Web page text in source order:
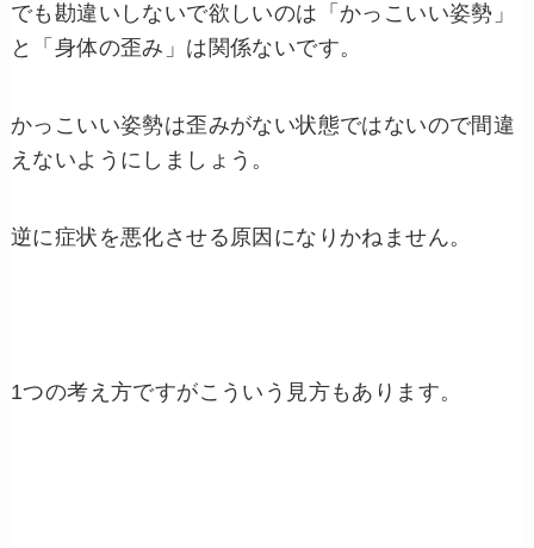
でも勘違いしないで欲しいのは「かっこいい姿勢」
と「身体の歪み」は関係ないです。
かっこいい姿勢は歪みがない状態ではないので間違
えないようにしましょう。
逆に症状を悪化させる原因になりかねません。
1つの考え方ですがこういう見方もあります。